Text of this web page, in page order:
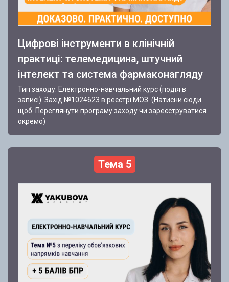
Цифрові інструменти в клінічній
практиці: телемедицина, штучний
інтелект та система фармаконагляду
Тип заходу: Електронно-навчальний курс (подія в
записі). Захід №1024623 в реєстрі МОЗ. (Натисни сюди
щоб: Переглянути програму заходу чи зареєструватися
окремо)
Тема 5